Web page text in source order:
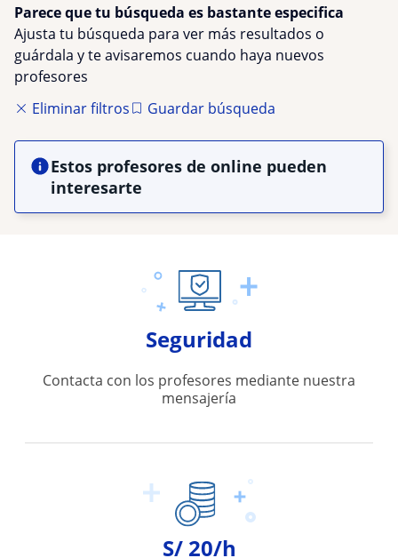
Parece que tu búsqueda es bastante especifica
Ajusta tu búsqueda para ver más resultados o
guárdala y te avisaremos cuando haya nuevos
profesores
Eliminar filtros
Guardar búsqueda
Estos profesores de online pueden
interesarte
Seguridad
Contacta con los profesores mediante nuestra
mensajería
S/ 20/h